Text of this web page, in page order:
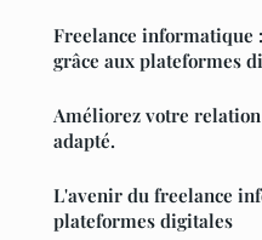
Freelance
grâce aux plateformes
Améliorez votre
adapté.
L'avenir du freelance
plateformes digitales